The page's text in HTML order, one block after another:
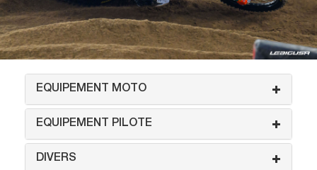
EQUIPEMENT MOTO
EQUIPEMENT PILOTE
DIVERS